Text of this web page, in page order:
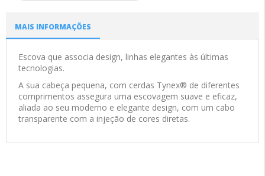
MAIS INFORMAÇÕES
Escova que associa design, linhas elegantes às últimas
tecnologias.
A sua cabeça pequena, com cerdas Tynex® de diferentes
comprimentos assegura uma escovagem suave e eficaz,
aliada ao seu moderno e elegante design, com um cabo
transparente com a injeção de cores diretas.